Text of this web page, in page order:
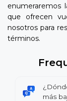
enumeraremos
que ofrecen
nosotros para
términos.
más